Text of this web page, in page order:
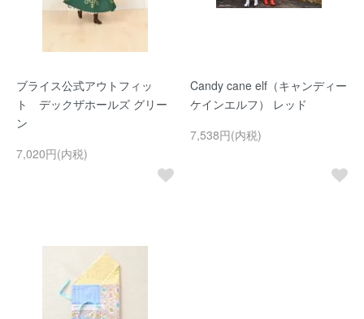
ブライス公式アウトフィッ
ト デックザホールズ グリー
ン
7,020円(内税)
Candy cane elf（キャンディー
ケインエルフ） レッド
7,538円(内税)